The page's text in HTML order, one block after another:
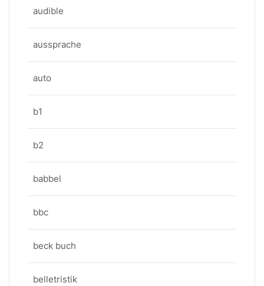
audible
aussprache
auto
b1
b2
babbel
bbc
beck buch
belletristik